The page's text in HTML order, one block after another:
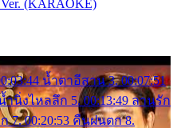
(KARAOKE)
น้ำตาอีสาน 3. 00:07:51
ำนิ่งไหลลึก 5. 00:13:49 ลานรัก
7. 00:20:53 คืนฝนตก 8.